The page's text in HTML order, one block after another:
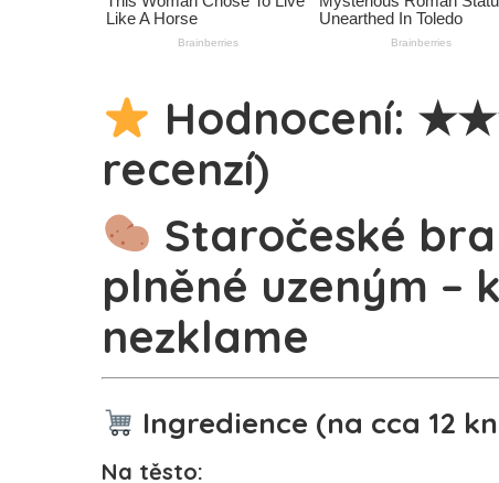
Hodnocení:
recenzí)
Staročeské
plněné uzeným –
nezklame
Ingredience (na cca 12
Na těsto: